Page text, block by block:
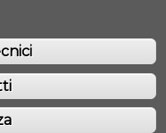
- UNIVERSITÀ DEGLI STUDI
PESCARA